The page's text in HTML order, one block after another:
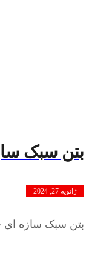
بتن سبک
ژانویه 27, 2024
بتن سبک سازه